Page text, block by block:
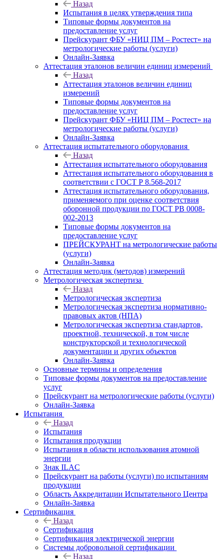
Назад
Испытания в целях утверждения типа
Типовые формы документов на
предоставление услуг
Прейскурант ФБУ «НИЦ ПМ – Ростест» на
метрологические работы (услуги)
Онлайн-Заявка
Аттестация эталонов величин единиц измерений
Назад
Аттестация эталонов величин единиц
измерений
Типовые формы документов на
предоставление услуг
Прейскурант ФБУ «НИЦ ПМ – Ростест» на
метрологические работы (услуги)
Онлайн-Заявка
Аттестация испытательного оборудования
Назад
Аттестация испытательного оборудования
Аттестация испытательного оборудования в
соответствии с ГОСТ Р 8.568-2017
Аттестация испытательного оборудования,
применяемого при оценке соответствия
оборонной продукции по ГОСТ РВ 0008-
002-2013
Типовые формы документов на
предоставление услуг
ПРЕЙСКУРАНТ на метрологические работы
(услуги)
Онлайн-Заявка
Аттестация методик (методов) измерений
Метрологическая экспертиза
Назад
Метрологическая экспертиза
Метрологическая экспертиза нормативно-
правовых актов (НПА)
Метрологическая экспертиза стандартов,
проектной, технической, в том числе
конструкторской и технологической
документации и других объектов
Онлайн-Заявка
Основные термины и определения
Типовые формы документов на предоставление
услуг
Прейскурант на метрологические работы (услуги)
Онлайн-Заявка
Испытания
Назад
Испытания
Испытания продукции
Испытания в области использования атомной
энергии
Знак ILAC
Прейскурант на работы (услуги) по испытаниям
продукции
Область Аккредитации Испытательного Центра
Онлайн-Заявка
Сертификация
Назад
Сертификация
Сертификация электрической энергии
Системы добровольной сертификации
Назад